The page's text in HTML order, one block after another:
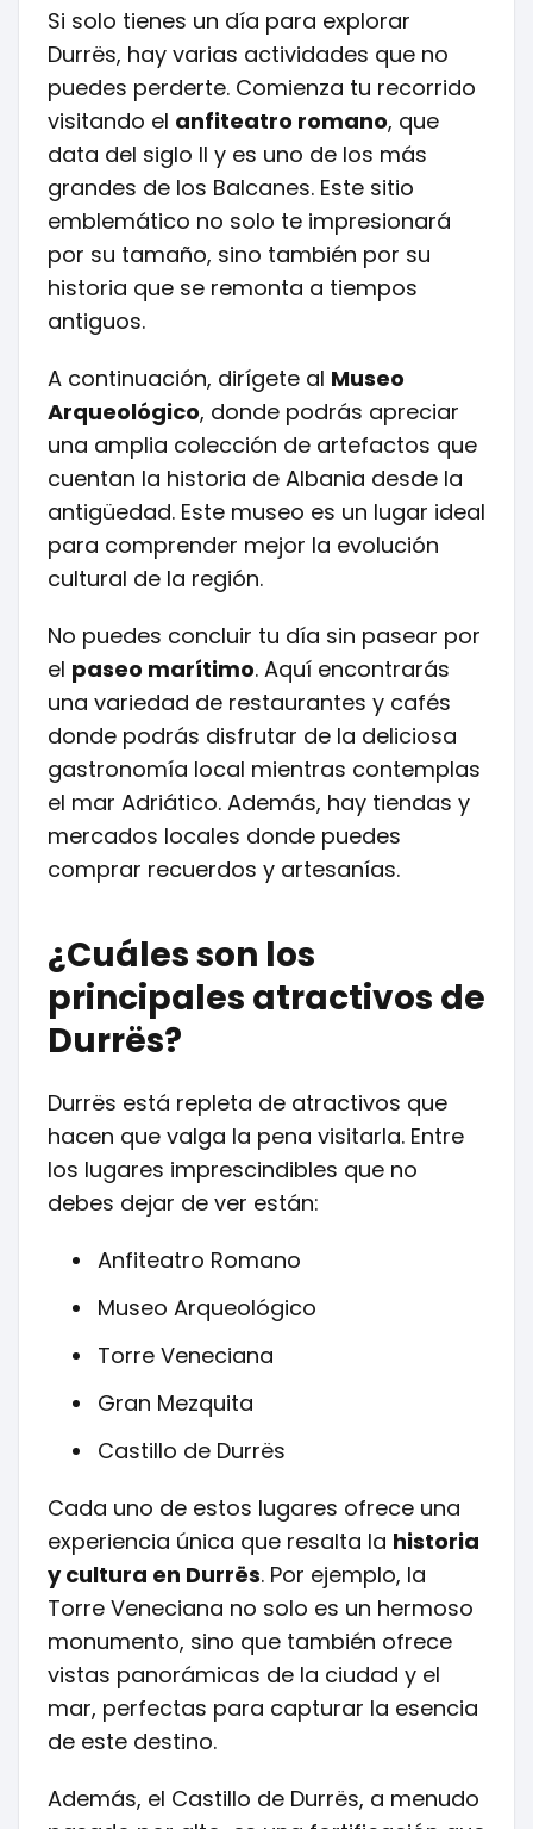
Si solo tienes un día para explorar
Durrës, hay varias actividades que no
puedes perderte. Comienza tu recorrido
visitando el anfiteatro romano, que
data del siglo II y es uno de los más
grandes de los Balcanes. Este sitio
emblemático no solo te impresionará
por su tamaño, sino también por su
historia que se remonta a tiempos
antiguos.
A continuación, dirígete al Museo
Arqueológico, donde podrás apreciar
una amplia colección de artefactos que
cuentan la historia de Albania desde la
antigüedad. Este museo es un lugar ideal
para comprender mejor la evolución
cultural de la región.
No puedes concluir tu día sin pasear por
el paseo marítimo. Aquí encontrarás
una variedad de restaurantes y cafés
donde podrás disfrutar de la deliciosa
gastronomía local mientras contemplas
el mar Adriático. Además, hay tiendas y
mercados locales donde puedes
comprar recuerdos y artesanías.
¿Cuáles son los
principales atractivos de
Durrës?
Durrës está repleta de atractivos que
hacen que valga la pena visitarla. Entre
los lugares imprescindibles que no
debes dejar de ver están:
Anfiteatro Romano
Museo Arqueológico
Torre Veneciana
Gran Mezquita
Castillo de Durrës
Cada uno de estos lugares ofrece una
experiencia única que resalta la historia
y cultura en Durrës. Por ejemplo, la
Torre Veneciana no solo es un hermoso
monumento, sino que también ofrece
vistas panorámicas de la ciudad y el
mar, perfectas para capturar la esencia
de este destino.
Además, el Castillo de Durrës, a menudo